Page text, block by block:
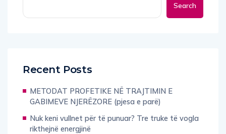
Search
Recent Posts
METODAT PROFETIKE NË TRAJTIMIN E
GABIMEVE NJERËZORE (pjesa e parë)
Nuk keni vullnet për të punuar? Tre truke të vogla
rikthejnë energjinë